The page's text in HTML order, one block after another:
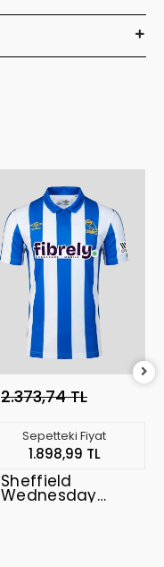
2.373,74 TL
Sepetteki Fiyat
1.898,99 TL
Sheffield
Wednesday